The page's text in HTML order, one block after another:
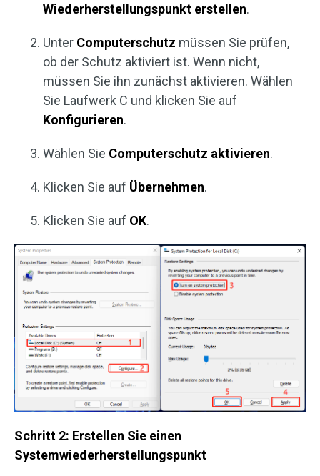
Wiederherstellungspunkt erstellen.
Unter Computerschutz müssen Sie prüfen,
ob der Schutz aktiviert ist. Wenn nicht,
müssen Sie ihn zunächst aktivieren. Wählen
Sie Laufwerk C und klicken Sie auf
Konfigurieren.
Wählen Sie Computerschutz aktivieren.
Klicken Sie auf Übernehmen.
Klicken Sie auf OK.
Schritt 2: Erstellen Sie einen
Systemwiederherstellungspunkt